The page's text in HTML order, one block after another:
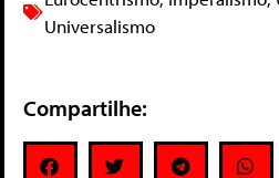
Universalismo
Compartilhe: